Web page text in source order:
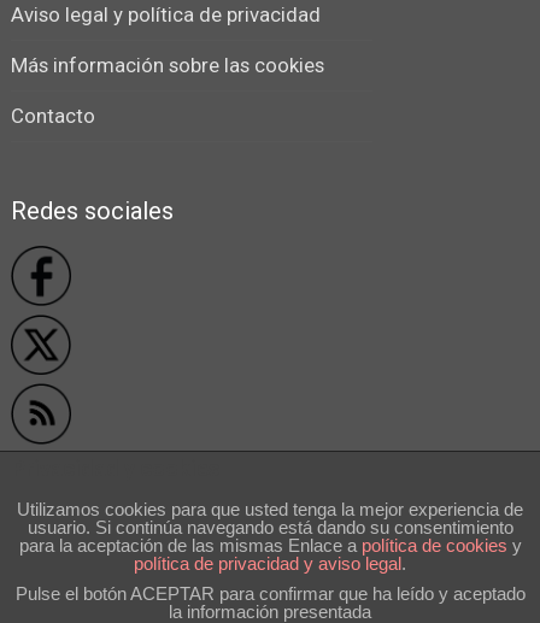
Aviso legal y política de privacidad
Más información sobre las cookies
Contacto
Redes sociales
```
Utilizamos cookies para que usted tenga la mejor experiencia de
usuario. Si continúa navegando está dando su consentimiento
para la aceptación de las mismas Enlace a polí­tica de cookies y
política de privacidad y aviso legal.
Pulse el botón ACEPTAR para confirmar que ha leído y aceptado
la información presentada